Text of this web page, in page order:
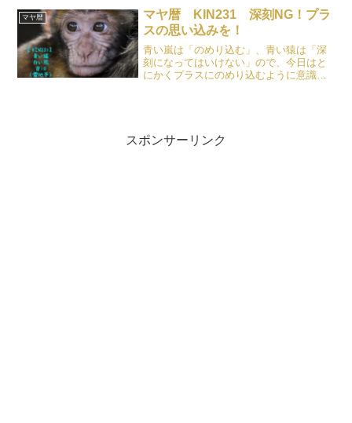
マヤ暦
マヤ暦 KIN231 深刻NG！プラ
スの思い込みを！
青い嵐は「のめり込む」、青い猿は「深
刻になってはいけない」ので、今日はと
にかくプラスにのめり込むように意識を
スポンサーリンク